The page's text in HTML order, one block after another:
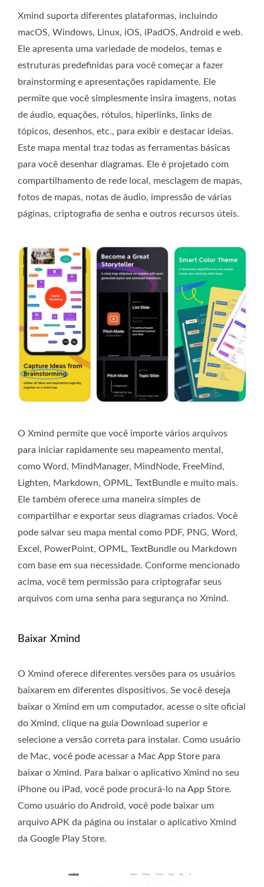
Xmind suporta diferentes plataformas, incluindo
macOS, Windows, Linux, iOS, iPadOS, Android e web.
Ele apresenta uma variedade de modelos, temas e
estruturas predefinidas para você começar a fazer
brainstorming e apresentações rapidamente. Ele
permite que você simplesmente insira imagens, notas
de áudio, equações, rótulos, hiperlinks, links de
tópicos, desenhos, etc., para exibir e destacar ideias.
Este mapa mental traz todas as ferramentas básicas
para você desenhar diagramas. Ele é projetado com
compartilhamento de rede local, mesclagem de mapas,
fotos de mapas, notas de áudio, impressão de várias
páginas, criptografia de senha e outros recursos úteis.
O Xmind permite que você importe vários arquivos
para iniciar rapidamente seu mapeamento mental,
como Word, MindManager, MindNode, FreeMind,
Lighten, Markdown, OPML, TextBundle e muito mais.
Ele também oferece uma maneira simples de
compartilhar e exportar seus diagramas criados. Você
pode salvar seu mapa mental como PDF, PNG, Word,
Excel, PowerPoint, OPML, TextBundle ou Markdown
com base em sua necessidade. Conforme mencionado
acima, você tem permissão para criptografar seus
arquivos com uma senha para segurança no Xmind.
Baixar Xmind
O Xmind oferece diferentes versões para os usuários
baixarem em diferentes dispositivos. Se você deseja
baixar o Xmind em um computador, acesse o site oficial
do Xmind, clique na guia Download superior e
selecione a versão correta para instalar. Como usuário
de Mac, você pode acessar a Mac App Store para
baixar o Xmind. Para baixar o aplicativo Xmind no seu
iPhone ou iPad, você pode procurá-lo na App Store.
Como usuário do Android, você pode baixar um
arquivo APK da página ou instalar o aplicativo Xmind
da Google Play Store.